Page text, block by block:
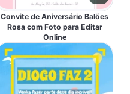
Convite de Aniversário Balões
Rosa com Foto para Editar
Online